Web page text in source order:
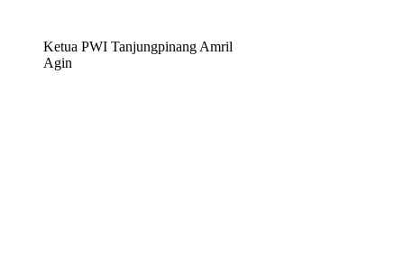
Ketua PWI Tanjungpinang Amril
Agin